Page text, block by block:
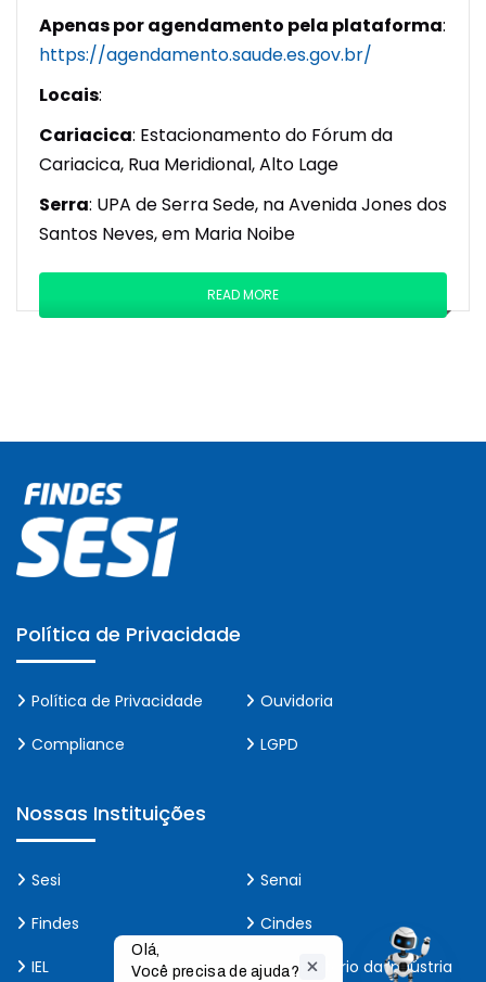
Apenas por agendamento pela plataforma:
https://agendamento.saude.es.gov.br/
Locais:
Cariacica: Estacionamento do Fórum da
Cariacica, Rua Meridional, Alto Lage
Serra: UPA de Serra Sede, na Avenida Jones dos
Santos Neves, em Maria Noibe
READ MORE
Política de Privacidade
Política de Privacidade
Ouvidoria
Compliance
LGPD
Nossas Instituições
Sesi
Senai
Findes
Cindes
IEL
Observatório da Indústria
Olá,
Você precisa de ajuda?